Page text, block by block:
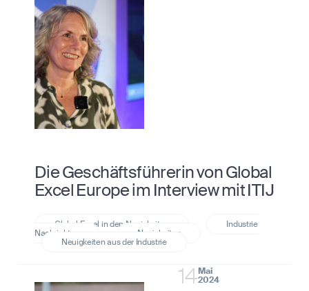
Die Geschäftsführerin von Global
Excel Europe im Interview mit ITIJ
14Mai
2024